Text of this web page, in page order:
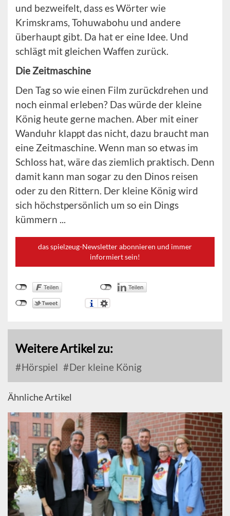
und bezweifelt, dass es Wörter wie
Krimskrams, Tohuwabohu und andere
überhaupt gibt. Da hat er eine Idee. Und
schlägt mit gleichen Waffen zurück.
Die Zeitmaschine
Den Tag so wie einen Film zurückdrehen und
noch einmal erleben? Das würde der kleine
König heute gerne machen. Aber mit einer
Wanduhr klappt das nicht, dazu braucht man
eine Zeitmaschine. Wenn man so etwas im
Schloss hat, wäre das ziemlich praktisch. Denn
damit kann man sogar zu den Dinos reisen
oder zu den Rittern. Der kleine König wird
sich höchstpersönlich um so ein Dings
kümmern ...
das spielzeug-Newsletter abonnieren und immer
informiert sein!
Weitere Artikel zu:
Hörspiel Der kleine König
Ähnliche Artikel